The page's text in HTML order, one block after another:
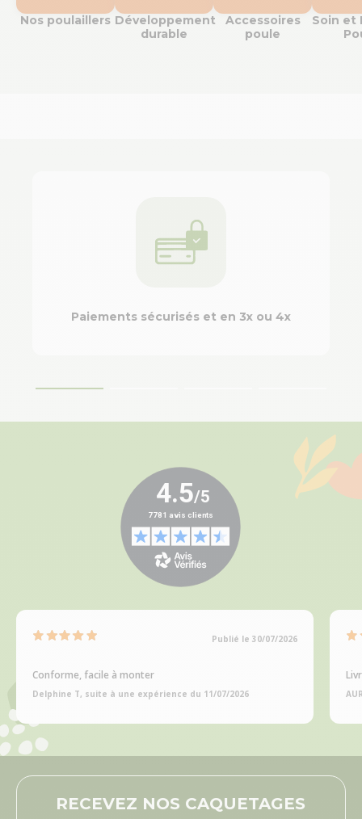
Nos poulaillers Développement
durable
Accessoires
poule
Soin et
Paiements sécurisés et en 3x ou 4x
Publié le 30/07/2026
Conforme, facile à monter
Delphine T, suite à une expérience du 11/07/2026
RECEVEZ NOS CAQUETAGES